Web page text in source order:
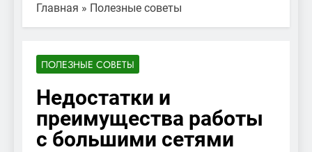
Главная » Полезные советы
ПОЛЕЗНЫЕ СОВЕТЫ
Недостатки и
преимущества работы
с большими сетями